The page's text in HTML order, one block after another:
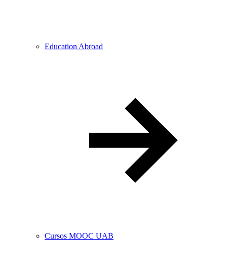
Education Abroad
Cursos MOOC UAB